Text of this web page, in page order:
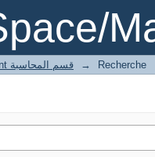
1 Accounting department قسم المحاسبة → Recherche